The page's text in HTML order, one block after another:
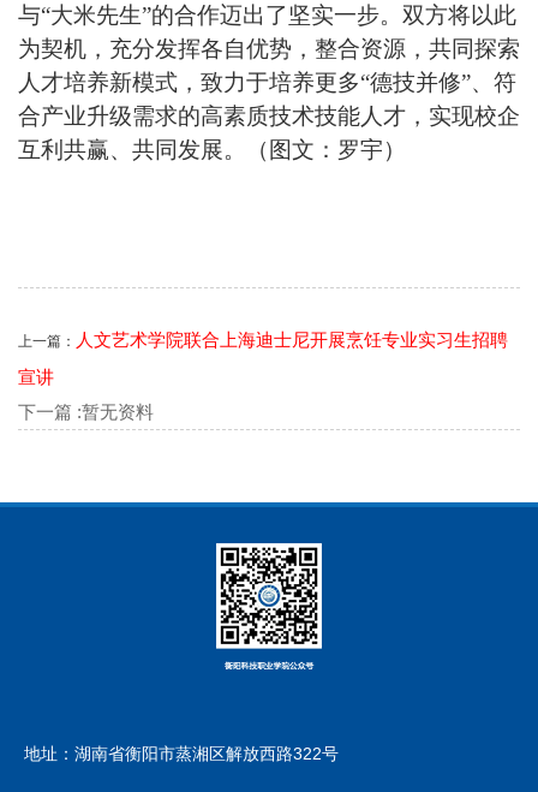
与“大米先生”的合作迈出了坚实一步。双方将以此
为契机，充分发挥各自优势，整合资源，共同探索
人才培养新模式，致力于培养更多“德技并修”、符
合产业升级需求的高素质技术技能人才，实现校企
互利共赢、共同发展。（图文：罗宇）
上一篇： 人文艺术学院联合上海迪士尼开展烹饪专业实习生招聘
宣讲
下一篇 :暂无资料
地址：湖南省衡阳市蒸湘区解放西路322号